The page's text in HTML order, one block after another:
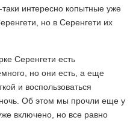
интересно копытные уже
но в Серенгети их
Серенгети есть
но они есть, а еще
и воспользоваться
Об этом мы прочли еще у
включено, но все равно